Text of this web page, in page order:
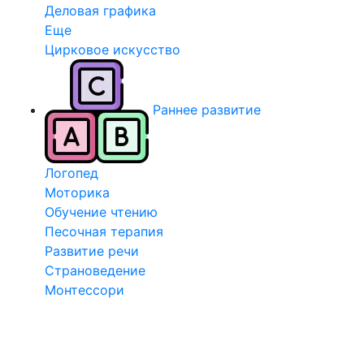
Деловая графика
Еще
Цирковое искусство
Раннее развитие
Логопед
Моторика
Обучение чтению
Песочная терапия
Развитие речи
Страноведение
Монтессори